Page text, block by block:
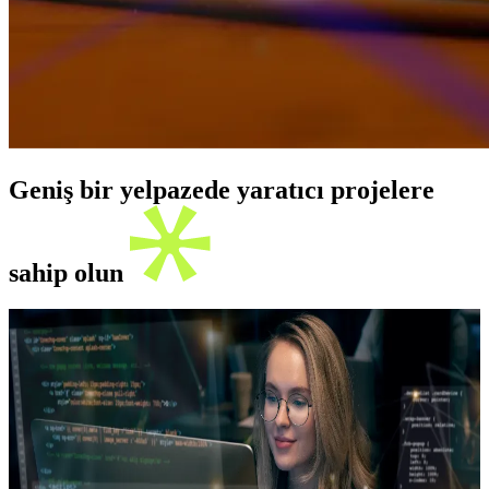
Geniş bir yelpazede yaratıcı projelere
sahip olun